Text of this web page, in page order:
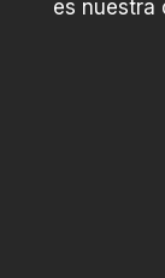
es nuestra